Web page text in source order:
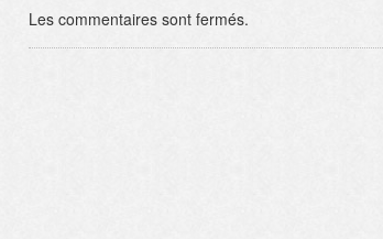
Les commentaires sont fermés.